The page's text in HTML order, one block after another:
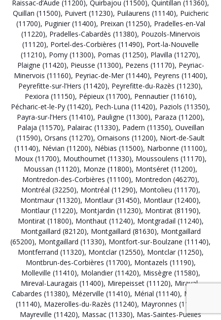
Raissac-d’Aude (11200), Quirbajou (11500), Quintillan (11360),
Quillan (11500), Puivert (11230), Puilaurens (11140), Puicheric
(11700), Puginier (11400), Preixan (11250), Pradelles-en-Val
(11220), Pradelles-Cabardès (11380), Pouzols-Minervois
(11120), Portel-des-Corbières (11490), Port-la-Nouvelle
(11210), Pomy (11300), Pomas (11250), Plavilla (11270),
Plaigne (11420), Pieusse (11300), Pezens (11170), Peyriac-
Minervois (11160), Peyriac-de-Mer (11440), Peyrens (11400),
Peyrefitte-sur-l’Hers (11420), Peyrefitte-du-Razès (11230),
Pexiora (11150), Pépieux (11700), Pennautier (11610),
Pécharic-et-le-Py (11420), Pech-Luna (11420), Paziols (11350),
Payra-sur-l’Hers (11410), Pauligne (11300), Paraza (11200),
Palaja (11570), Palairac (11330), Padern (11350), Ouveillan
(11590), Orsans (11270), Ornaisons (11200), Niort-de-Sault
(11140), Névian (11200), Nébias (11500), Narbonne (11100),
Moux (11700), Mouthoumet (11330), Moussoulens (11170),
Moussan (11120), Monze (11800), Montséret (11200),
Montredon-des-Corbières (11100), Montredon (46270),
Montréal (32250), Montréal (11290), Montolieu (11170),
Montmaur (11320), Montlaur (31450), Montlaur (12400),
Montlaur (11220), Montjardin (11230), Montirat (81190),
Montirat (11800), Monthaut (11240), Montgradail (11240),
Montgaillard (82120), Montgaillard (81630), Montgaillard
(65200), Montgaillard (11330), Montfort-sur-Boulzane (11140),
Montferrand (11320), Montclar (12550), Montclar (11250),
Montbrun-des-Corbières (11700), Montazels (11190),
Molleville (11410), Molandier (11420), Missègre (11580),
Mireval-Lauragais (11400), Mirepeisset (11120), Miraval-
Cabardes (11380), Mézerville (11410), Mérial (11140), Mazuby
(11140), Mazerolles-du-Razès (11240), Mayronnes (11220)
Mayreville (11420), Massac (11330), Mas-Saintes-Puelles